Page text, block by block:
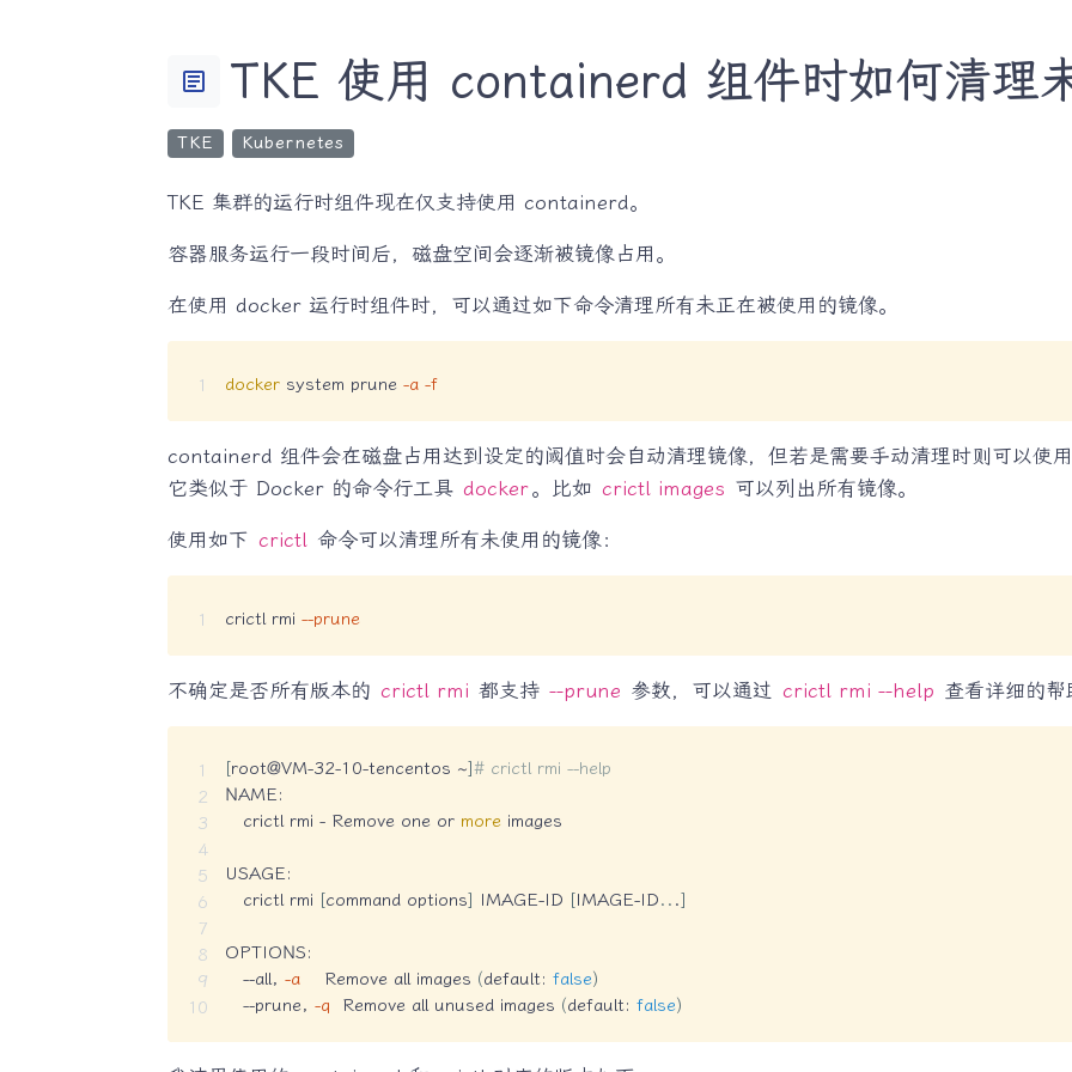
article TKE 使用 containerd 组件时如何清理
TKE Kubernetes
TKE 集群的运行时组件现在仅支持使用 containerd。
容器服务运行一段时间后，磁盘空间会逐渐被镜像占用。
在使用 docker 运行时组件时，可以通过如下命令清理所有未正在被使用的镜像。
docker system prune -a -f
containerd 组件会在磁盘占用达到设定的阈值时会自动清理镜像，但若是需要手动清理时则可以
它类似于 Docker 的命令行工具 docker。比如 crictl images 可以列出所有镜像。
使用如下 crictl 命令可以清理所有未使用的镜像：
crictl rmi --prune
不确定是否所有版本的 crictl rmi 都支持 --prune 参数，可以通过 crictl rmi --help 查看详细的帮
[root@VM-32-10-tencentos ~]# crictl rmi --help
NAME:
   crictl rmi - Remove one or
more images
USAGE:
   crictl rmi
[command options] IMAGE-ID [IMAGE-ID.. .]
OPTIONS:
   --all,
-a
    Remove all images
(default: false)
   --prune,
-q
  Remove all unused images
(default: false)